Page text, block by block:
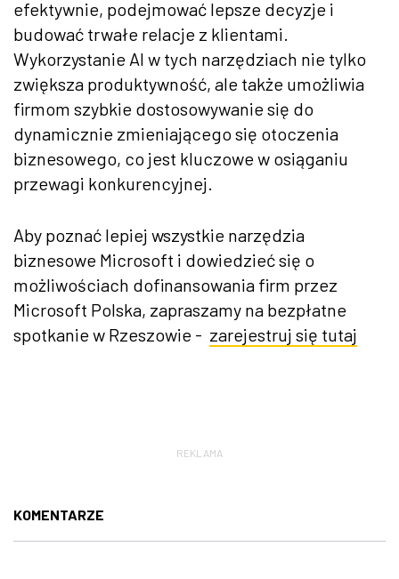
efektywnie, podejmować lepsze decyzje i
budować trwałe relacje z klientami.
Wykorzystanie AI w tych narzędziach nie tylko
zwiększa produktywność, ale także umożliwia
firmom szybkie dostosowywanie się do
dynamicznie zmieniającego się otoczenia
biznesowego, co jest kluczowe w osiąganiu
przewagi konkurencyjnej.
Aby poznać lepiej wszystkie narzędzia
biznesowe Microsoft i dowiedzieć się o
możliwościach dofinansowania firm przez
Microsoft Polska, zapraszamy na bezpłatne
spotkanie w Rzeszowie - zarejestruj się tutaj
REKLAMA
KOMENTARZE